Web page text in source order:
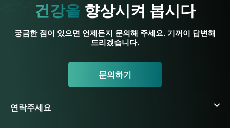
건강을 향상시켜 봅시다
궁금한 점이 있으면 언제든지 문의해 주세요. 기꺼이 답변해
드리겠습니다.
문의하기
연락주세요